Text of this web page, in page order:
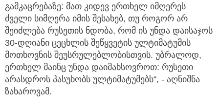
გამკაცრებაზე: მათ კიდევ ერთხელ იმღერეს
ძველი სიმღერა იმის შესახებ, თუ როგორ არ
შეიძლება რუსეთის ნდობა, რომ ის უნდა დაისაჯოს
30-დღიანი ცეცხლის შეწყვეტის ულტიმატუმის
მოთხოვნის შეუსრულებლობისთვის. უბრალოდ,
ერთხელ მაინც უნდა დაიმახსოვროთ: რუსეთი
არასდროს პასუხობს ულტიმატუმებს“, - აღნიშნა
ზახაროვამ.